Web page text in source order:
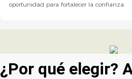
oportunidad para fortalecer la confianza.
¿Por qué elegir?